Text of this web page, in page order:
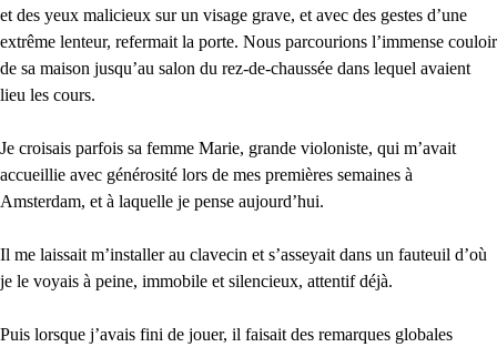
et des yeux malicieux sur un visage grave, et avec des gestes d’une
extrême lenteur, refermait la porte. Nous parcourions l’immense couloir
de sa maison jusqu’au salon du rez-de-chaussée dans lequel avaient
lieu les cours.
Je croisais parfois sa femme Marie, grande violoniste, qui m’avait
accueillie avec générosité lors de mes premières semaines à
Amsterdam, et à laquelle je pense aujourd’hui.
Il me laissait m’installer au clavecin et s’asseyait dans un fauteuil d’où
je le voyais à peine, immobile et silencieux, attentif déjà.
Puis lorsque j’avais fini de jouer, il faisait des remarques globales